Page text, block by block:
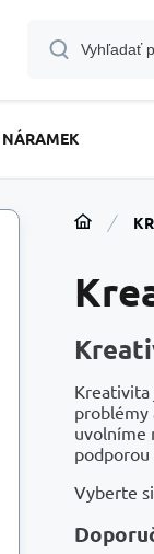
Kreativita
problémy
uvolníme
podporou
Vyberte